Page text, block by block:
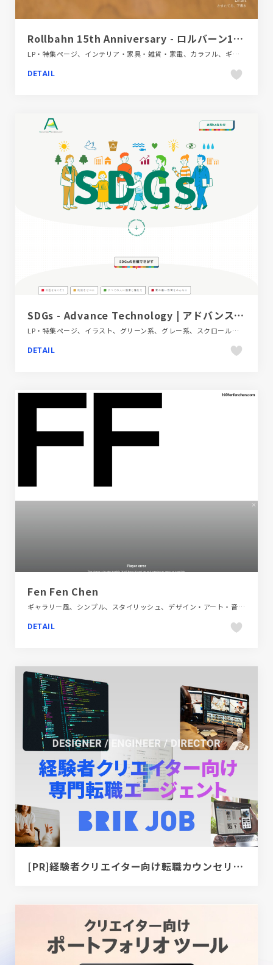
Rollbahn 15th Anniversary - ロルバーン15周年記念特設サイト
LP・特集ページ、インテリア・家具・雑貨・家電、カラフル、ギャラリー風、グレー系、シンプル、スクロールエフェクト、ホワイト系、ポップ、モーション多め、大きめ写真
DETAIL
SDGs - Advance Technology | アドバンステクノロジー株式会社
LP・特集ページ、イラスト、グリーン系、グレー系、スクロールエフェクト、タイポグラフィー、ナチュラル、フラットデザイン、第一次産業・SDGs・地方創生
DETAIL
Fen Fen Chen
ギャラリー風、シンプル、スタイリッシュ、デザイン・アート・音楽・文芸、ナチュラル、ホワイト系、ポートフォリオ、大きめ写真、海外サイト
DETAIL
[PR]経験者クリエイター向け転職カウンセリング｜デザイナー / ディレクター / エンジニア